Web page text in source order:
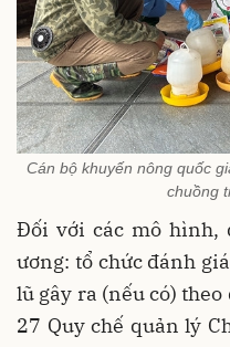
Cán bộ khuyến nông quốc
chuồng
Đối với các mô hình,
ương: tổ chức đánh
lũ gây ra (nếu có)
27 Quy chế quản lý